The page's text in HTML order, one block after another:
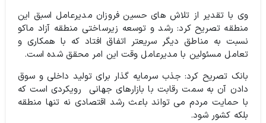
وی با تقدیر از تلاش های حسین فروزان مدیرعامل اسبق این
منطقه تصریح کرد: رشد و توسعه زیرساختی منطقه آزاد ماکو
نسبت به مناطق دیگر سریعتر اتفاق افتاد که با همکاری و
تعامل مسئولین با مدیرعامل وقت این امر محقق شده است.
بانک تصریح کرد: جذب سرمایه گذار برای تولید داخلی و سوق
دادن آن به سمت رقابت با بازارهای جهانی رویکردی است که
با حمایت مردم می تواند باعث رشد اقتصادی نه تنها منطقه
بلکه کشور شود.